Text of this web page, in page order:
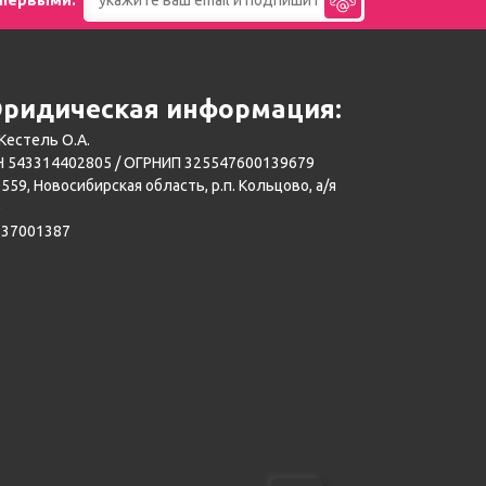
информация:
О.А.
543314402805 / ОГРНИП 325547600139679
Новосибирская область, р.п. Кольцово, а/я